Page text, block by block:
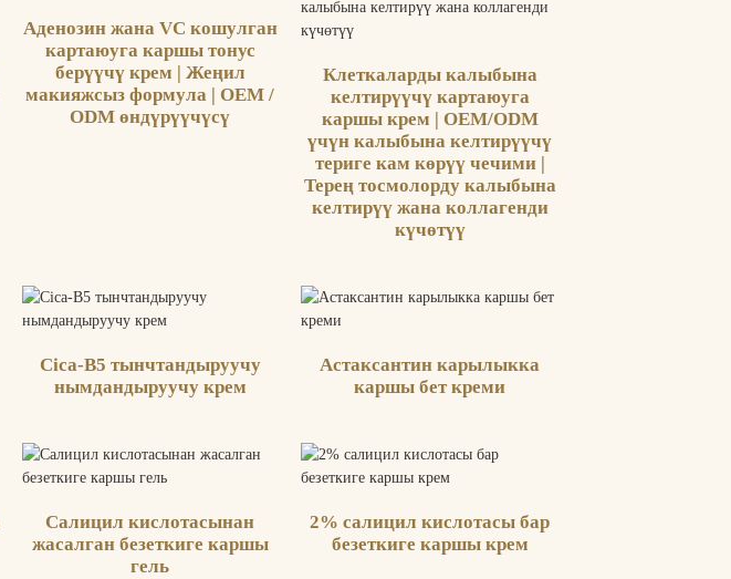
Аденозин жана VC кошулган
картаюуга каршы тонус
берүүчү крем | Жеңил
макияжсыз формула | OEM /
ODM өндүрүүчүсү
Клеткаларды калыбына
келтирүүчү картаюуга
каршы крем | OEM/ODM
үчүн калыбына келтирүүчү
териге кам көрүү чечими |
Терең тосмолорду калыбына
келтирүү жана коллагенди
күчөтүү
Cica-B5 тынчтандыруучу
нымдандыруучу крем
Астаксантин карылыкка
каршы бет креми
Салицил кислотасынан
жасалган безеткиге каршы
гель
2% салицил кислотасы бар
безеткиге каршы крем